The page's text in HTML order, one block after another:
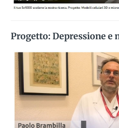
Progetto: Depressione